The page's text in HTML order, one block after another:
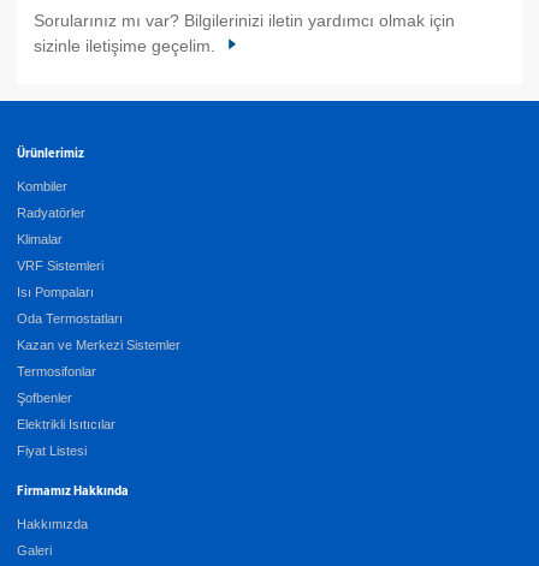
Sorularınız mı var? Bilgilerinizi iletin yardımcı olmak için
sizinle iletişime geçelim.
Ürünlerimiz
Kombiler
Radyatörler
Klimalar
VRF Sistemleri
Isı Pompaları
Oda Termostatları
Kazan ve Merkezi Sistemler
Termosifonlar
Şofbenler
Elektrikli Isıtıcılar
Fiyat Listesi
Firmamız Hakkında
Hakkımızda
Galeri